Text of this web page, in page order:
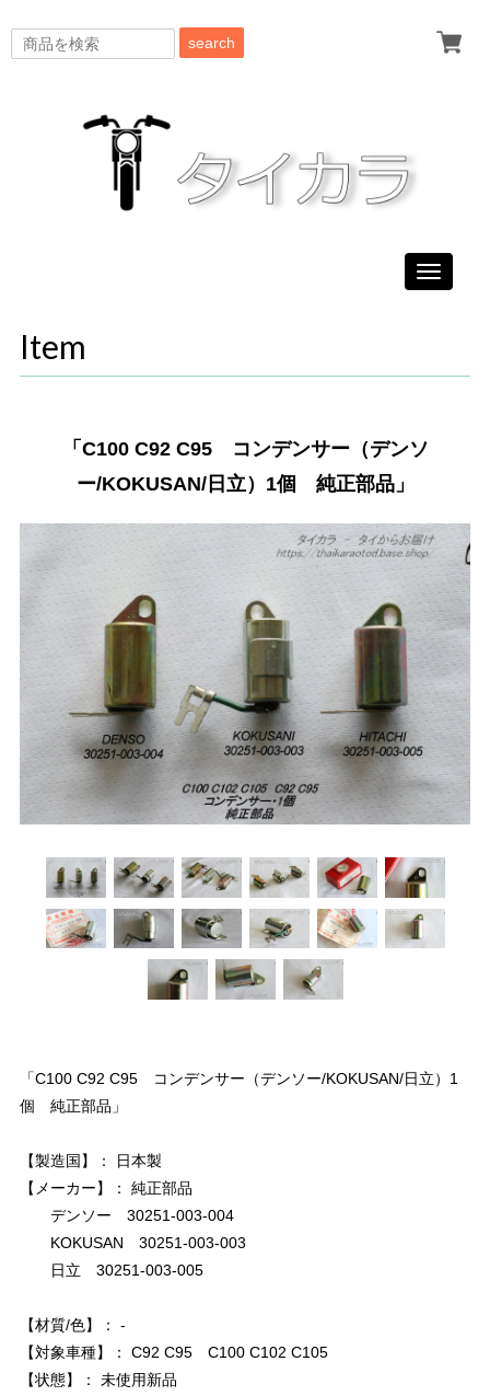
search
Toggle
Item
「C100 C92 C95 コンデンサー（デンソ
ー/KOKUSAN/日立）1個 純正部品」
「C100 C92 C95 コンデンサー（デンソー/KOKUSAN/日立）1
個 純正部品」
【製造国】： 日本製
【メーカー】： 純正部品
デンソー 30251-003-004
KOKUSAN 30251-003-003
日立 30251-003-005
【材質/色】： -
【対象車種】： C92 C95 C100 C102 C105
【状態】： 未使用新品